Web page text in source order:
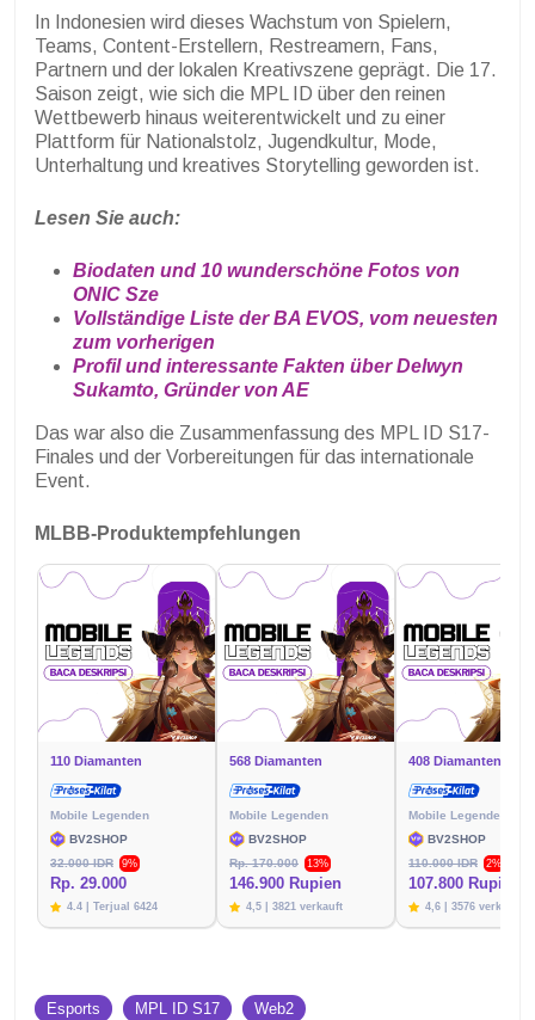
In Indonesien wird dieses Wachstum von Spielern,
Teams, Content-Erstellern, Restreamern, Fans,
Partnern und der lokalen Kreativszene geprägt. Die 17.
Saison zeigt, wie sich die MPL ID über den reinen
Wettbewerb hinaus weiterentwickelt und zu einer
Plattform für Nationalstolz, Jugendkultur, Mode,
Unterhaltung und kreatives Storytelling geworden ist.
Lesen Sie auch:
Biodaten und 10 wunderschöne Fotos von
ONIC Sze
Vollständige Liste der BA EVOS, vom neuesten
zum vorherigen
Profil und interessante Fakten über Delwyn
Sukamto, Gründer von AE
Das war also die Zusammenfassung des MPL ID S17-
Finales und der Vorbereitungen für das internationale
Event.
MLBB-Produktempfehlungen
110 Diamanten
Mobile Legenden
BV2SHOP
32.000 IDR
9%
Rp. 29.000
4.4 | Terjual 6424
568 Diamanten
Mobile Legenden
BV2SHOP
Rp. 170.000
13%
146.900 Rupien
4,5 | 3821 verkauft
408 Diamanten
Mobile Legenden
BV2SHOP
110.000 IDR
2%
107.800 Rupien
4,6 | 3576 verkauft
Esports MPL ID S17 Web2